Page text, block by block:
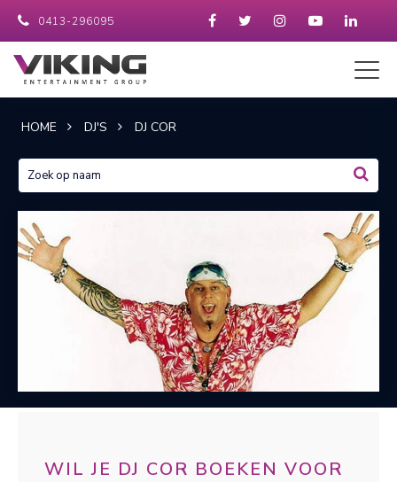
0413-296095
HOME DJ'S DJ COR
WIL JE DJ COR BOEKEN VOOR